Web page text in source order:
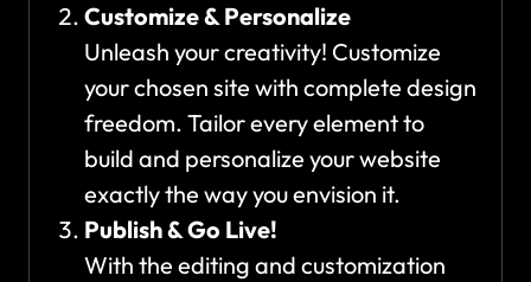
Customize & Personalize
Unleash your creativity! Customize
your chosen site with complete design
freedom. Tailor every element to
build and personalize your website
exactly the way you envision it.
Publish & Go Live!
With the editing and customization